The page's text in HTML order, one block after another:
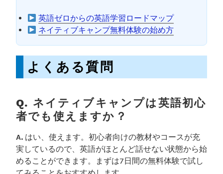
英語ゼロからの英語学習ロードマップ
ネイティブキャンプ無料体験の始め方
よくある質問
Q. ネイティブキャンプは英語初心
者でも使えますか？
A. はい、使えます。初心者向けの教材やコースが充
実しているので、英語がほとんど話せない状態から始
めることができます。まずは7日間の無料体験で試し